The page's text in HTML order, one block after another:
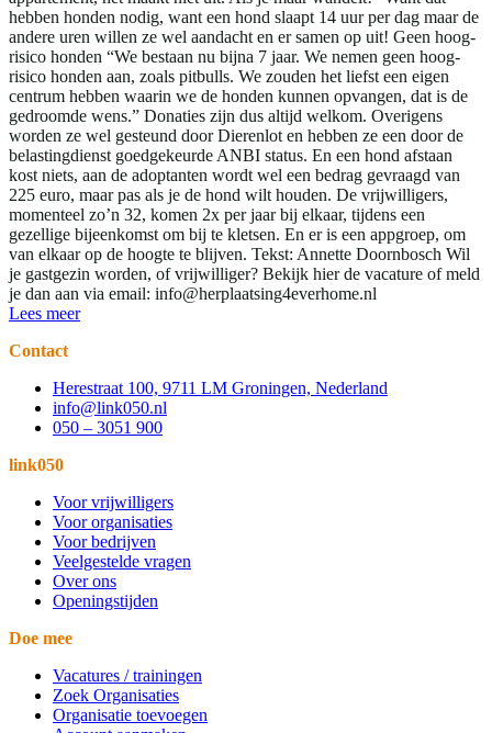
hebben honden nodig, want een hond slaapt 14 uur per dag maar de
andere uren willen ze wel aandacht en er samen op uit! Geen hoog-
risico honden “We bestaan nu bijna 7 jaar. We nemen geen hoog-
risico honden aan, zoals pitbulls. We zouden het liefst een eigen
centrum hebben waarin we de honden kunnen opvangen, dat is de
gedroomde wens.” Donaties zijn dus altijd welkom. Overigens
worden ze wel gesteund door Dierenlot en hebben ze een door de
belastingdienst goedgekeurde ANBI status. En een hond afstaan
kost niets, aan de adoptanten wordt wel een bedrag gevraagd van
225 euro, maar pas als je de hond wilt houden. De vrijwilligers,
momenteel zo’n 32, komen 2x per jaar bij elkaar, tijdens een
gezellige bijeenkomst om bij te kletsen. En er is een appgroep, om
van elkaar op de hoogte te blijven. Tekst: Annette Doornbosch Wil
je gastgezin worden, of vrijwilliger? Bekijk hier de vacature of meld
je dan aan via email: info@herplaatsing4everhome.nl
Lees meer
Contact
Herestraat 100, 9711 LM Groningen, Nederland
info@link050.nl
050 – 3051 900
link050
Voor vrijwilligers
Voor organisaties
Voor bedrijven
Veelgestelde vragen
Over ons
Openingstijden
Doe mee
Vacatures / trainingen
Zoek Organisaties
Organisatie toevoegen